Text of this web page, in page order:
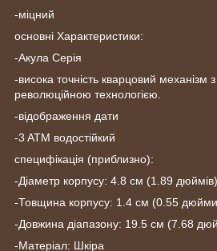
-міцний
основні Характеристики:
-Акула Серія
-висока точність кварцовий механізм
революційною технологією.
-відображення дати
-3 ATM водостійкий
специфікація (приблизно):
-Діаметр корпусу: 4.8 см (1.89 дюймів)
-Товщина корпусу: 1.4 см (0.55
-Довжина діапазону: 19.5 см (7.68
-Матеріал: Шкіра